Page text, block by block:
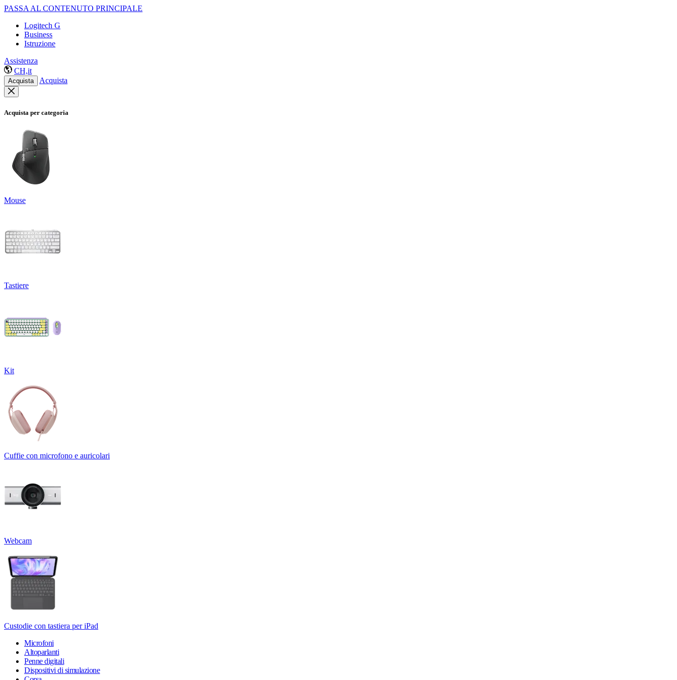
PASSA AL CONTENUTO PRINCIPALE
Logitech G
Business
Istruzione
Assistenza
CH,it
Acquista Acquista
Acquista per categoria
Mouse
Tastiere
Kit
Cuffie con microfono e auricolari
Webcam
Custodie con tastiera per iPad
Microfoni
Altoparlanti
Penne digitali
Dispositivi di simulazione